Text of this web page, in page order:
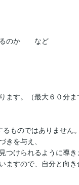
のか　　など
ます。（最大６０分ま
ものではありません。
を与え、
けられるように導き
すので、自分と向き